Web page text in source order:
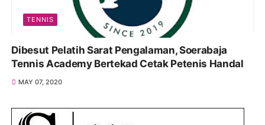
TENNIS
Dibesut Pelatih Sarat Pengalaman, Soerabaja
Tennis Academy Bertekad Cetak Petenis Handal
MAY 07, 2020